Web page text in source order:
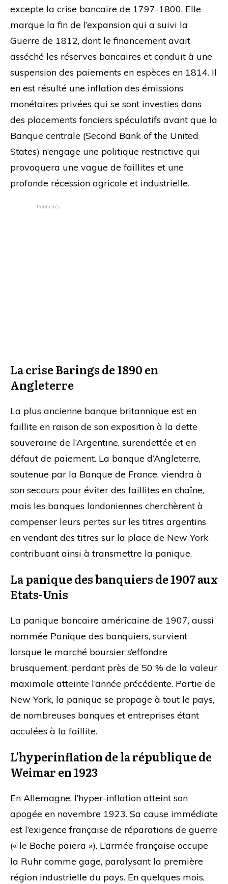
excepte la crise bancaire de 1797-1800. Elle
marque la fin de l’expansion qui a suivi la
Guerre de 1812, dont le financement avait
asséché les réserves bancaires et conduit à une
suspension des paiements en espèces en 1814. Il
en est résulté une inflation des émissions
monétaires privées qui se sont investies dans
des placements fonciers spéculatifs avant que la
Banque centrale (Second Bank of the United
States) n’engage une politique restrictive qui
provoquera une vague de faillites et une
profonde récession agricole et industrielle.
Publicités
La crise Barings de 1890 en
Angleterre
La plus ancienne banque britannique est en
faillite en raison de son exposition à la dette
souveraine de l’Argentine, surendettée et en
défaut de paiement. La banque d’Angleterre,
soutenue par la Banque de France, viendra à
son secours pour éviter des faillites en chaîne,
mais les banques londoniennes cherchèrent à
compenser leurs pertes sur les titres argentins
en vendant des titres sur la place de New York
contribuant ainsi à transmettre la panique.
La panique des banquiers de 1907 aux
Etats-Unis
La panique bancaire américaine de 1907, aussi
nommée Panique des banquiers, survient
lorsque le marché boursier s’effondre
brusquement, perdant près de 50 % de la valeur
maximale atteinte l’année précédente. Partie de
New York, la panique se propage à tout le pays,
de nombreuses banques et entreprises étant
acculées à la faillite.
L’hyperinflation de la république de
Weimar en 1923
En Allemagne, l’hyper-inflation atteint son
apogée en novembre 1923. Sa cause immédiate
est l’exigence française de réparations de guerre
(« le Boche paiera »). L’armée française occupe
la Ruhr comme gage, paralysant la première
région industrielle du pays. En quelques mois,